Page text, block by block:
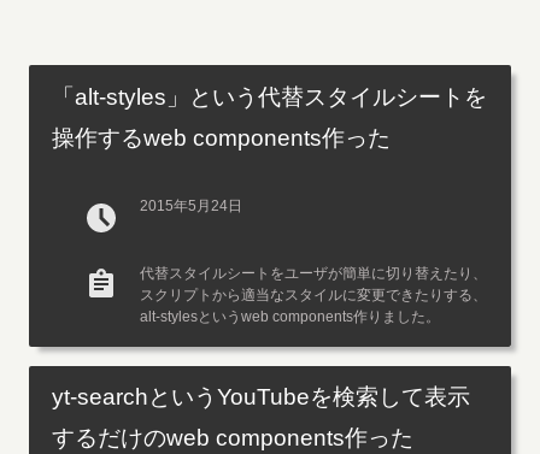
「alt-styles」という代替スタイルシートを
操作するweb components作った
2015年5月24日
代替スタイルシートをユーザが簡単に切り替えたり、
スクリプトから適当なスタイルに変更できたりする、
alt-stylesというweb components作りました。
yt-searchというYouTubeを検索して表示
するだけのweb components作った